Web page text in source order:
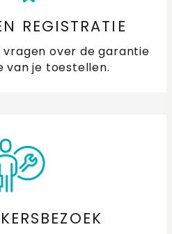
REGISTRATIE
over de garantie
van je toestellen.